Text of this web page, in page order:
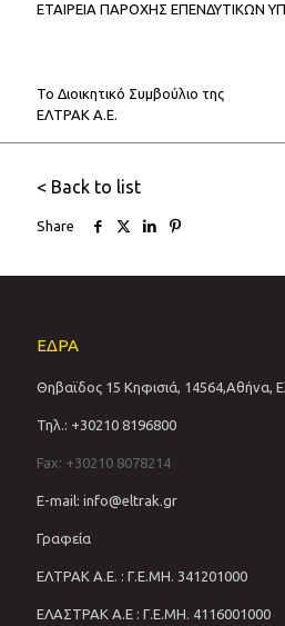
ΕΤΑΙΡΕΙΑ ΠΑΡΟΧΗΣ ΕΠΕΝΔΥΤΙΚΩΝ
Το Διοικητικό Συμβούλιο της
ΕΛΤΡΑΚ Α.Ε.
< Back to list
Share
ΕΔΡΑ
Θηβαϊδος 15 Κηφισιά, 14564,Αθήνα,
Τηλ.: +30210 8196800
Fax: +30210 8078214
E-mail: info@eltrak.gr
Γραφεία
ΕΛΤΡΑΚ Α.Ε. : Γ.Ε.ΜΗ. 341201000
ΕΛΑΣΤΡΑΚ Α.Ε : Γ.Ε.ΜΗ. 4116001000